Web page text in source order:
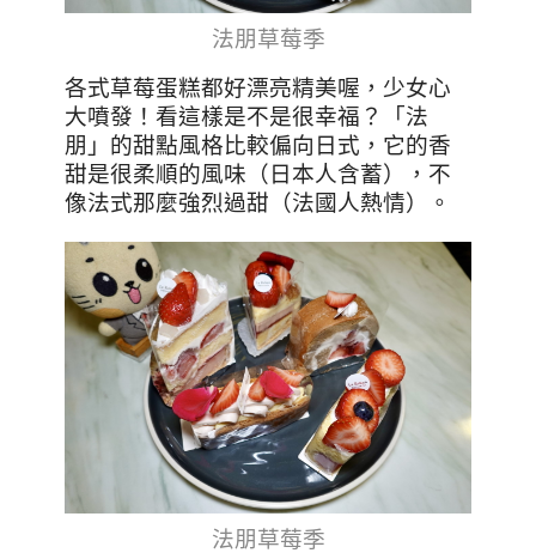
法朋草莓季
各式草莓蛋糕都好漂亮精美喔，少女心
大噴發！ 看這樣是不是很幸福？「法
朋」的甜點風格比較偏向日式，它的香
甜是很柔順的風味（日本人含蓄），不
像法式那麼強烈過甜（法國人熱情）。
法朋草莓季